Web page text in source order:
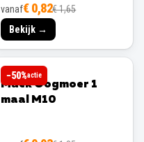
vanaf€ 0,82€ 1,65
Bekijk →
−50%actie
MACK
Mack Oogmoer 1
maal M10